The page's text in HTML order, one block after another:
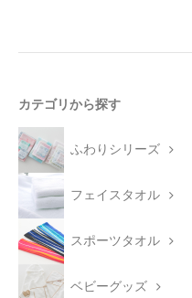
カテゴリから探す
ふわりシリーズ
フェイスタオル
スポーツタオル
ベビーグッズ